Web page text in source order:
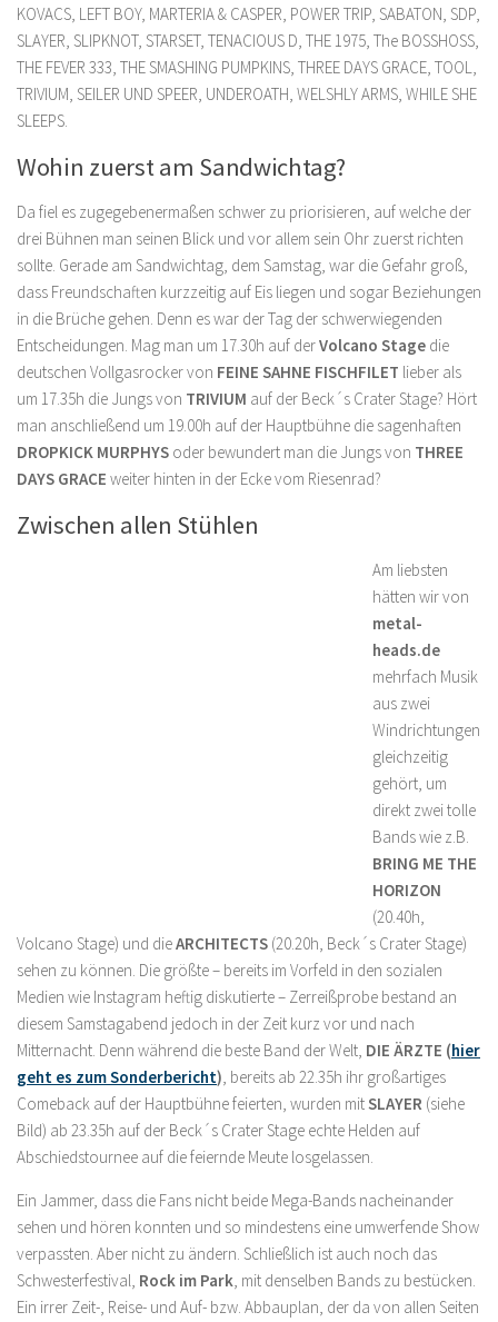
KOVACS, LEFT BOY, MARTERIA & CASPER, POWER TRIP, SABATON, SDP,
SLAYER, SLIPKNOT, STARSET, TENACIOUS D, THE 1975, The BOSSHOSS,
THE FEVER 333, THE SMASHING PUMPKINS, THREE DAYS GRACE, TOOL,
TRIVIUM, SEILER UND SPEER, UNDEROATH, WELSHLY ARMS, WHILE SHE
SLEEPS.
Wohin zuerst am Sandwichtag?
Da fiel es zugegebenermaßen schwer zu priorisieren, auf welche der
drei Bühnen man seinen Blick und vor allem sein Ohr zuerst richten
sollte. Gerade am Sandwichtag, dem Samstag, war die Gefahr groß,
dass Freundschaften kurzzeitig auf Eis liegen und sogar Beziehungen
in die Brüche gehen. Denn es war der Tag der schwerwiegenden
Entscheidungen. Mag man um 17.30h auf derVolcano Stage die
deutschen Vollgasrocker von FEINE SAHNE FISCHFILET lieber als
um 17.35h die Jungs von TRIVIUM auf der Beck´s Crater Stage? Hört
man anschließend um 19.00h auf der Hauptbühne die sagenhaften
DROPKICK MURPHYS oder bewundert man die Jungs von THREE
DAYS GRACE weiter hinten in der Ecke vom Riesenrad?
Zwischen allen Stühlen
Am liebsten
hätten wir von
metal-
heads.de
mehrfach Musik
aus zwei
Windrichtungen
gleichzeitig
gehört, um
direkt zwei tolle
Bands wie z.B.
BRING ME THE
HORIZON
(20.40h,
Volcano Stage) und dieARCHITECTS (20.20h, Beck´s Crater Stage)
sehen zu können. Die größte – bereits im Vorfeld in den sozialen
Medien wie Instagram heftig diskutierte – Zerreißprobe bestand an
diesem Samstagabend jedoch in der Zeit kurz vor und nach
Mitternacht. Denn während die beste Band der Welt, DIE ÄRZTE (hier
geht es zum Sonderbericht), bereits ab 22.35h ihr großartiges
Comeback auf der Hauptbühne feierten, wurden mitSLAYER (siehe
Bild) ab 23.35h auf der Beck´s Crater Stage echte Helden auf
Abschiedstournee auf die feiernde Meute losgelassen.
Ein Jammer, dass die Fans nicht beide Mega-Bands nacheinander
sehen und hören konnten und so mindestens eine umwerfende Show
verpassten. Aber nicht zu ändern. Schließlich ist auch noch das
Schwesterfestival, Rock im Park, mit denselben Bands zu bestücken.
Ein irrer Zeit-, Reise- und Auf- bzw. Abbauplan, der da von allen Seiten